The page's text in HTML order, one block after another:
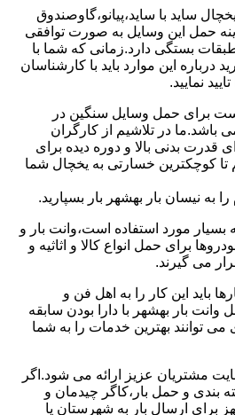
ساید با ساید،پیانو،گاوصندوق
حمل این وسایل به صورت توافقی
بستگی دارد.زمانی که شما با
درباره این موارد باید با کارشناسان
نمایید.
برای حمل وسایل سنگین در
در تلاشیم از کارگران
بدنی بالا و دوره دیده برای
تا کوچکترین خسارتی به یخچال شما
به نیسان بار بهشهر بار بسپارید.
بسیار مورد استفاده است،وانت بار و
برای حمل انواع کالا و اثاثیه و
می گیرند.
باید این کار را به اهل فن و
بار بهشهر با دارا بودن سابقه
می توانند بهترین خدمات را به شما
مشتریان عزیز ارائه می شود.اگر
بندی و حمل بار،کاگر چیدمان و
برای ارسال بار به شهرستان یا